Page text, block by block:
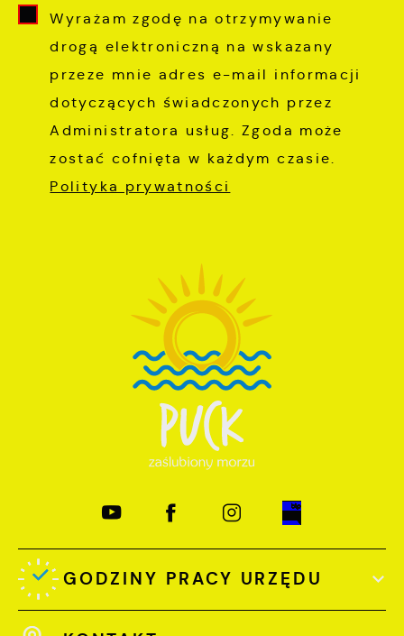
Wyrażam zgodę na otrzymywanie
drogą elektroniczną na wskazany
przeze mnie adres e-mail informacji
dotyczących świadczonych przez
Administratora usług. Zgoda może
zostać cofnięta w każdym czasie.
Polityka prywatności
GODZINY PRACY URZĘDU